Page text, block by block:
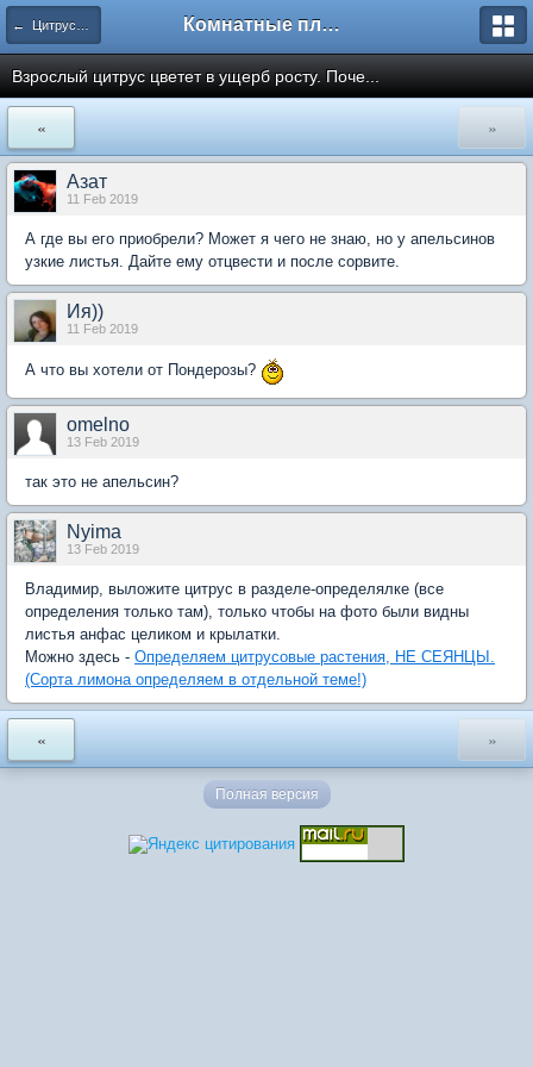
← Цитрусовый сад Комнатные плодовые экзоты
Взрослый цитрус цветет в ущерб росту. Поче...
« »
Азат
11 Feb 2019
А где вы его приобрели? Может я чего не знаю, но у апельсинов
узкие листья. Дайте ему отцвести и после сорвите.
Ия))
11 Feb 2019
А что вы хотели от Пондерозы?
omelno
13 Feb 2019
так это не апельсин?
Nyima
13 Feb 2019
Владимир, выложите цитрус в разделе-определялке (все
определения только там), только чтобы на фото были видны
листья анфас целиком и крылатки.
Можно здесь - Определяем цитрусовые растения, НЕ СЕЯНЦЫ.
(Сорта лимона определяем в отдельной теме!)
« »
Полная версия